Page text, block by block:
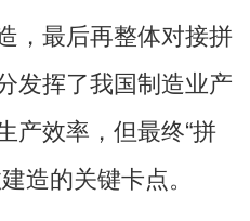
，最后再整体对接拼
发挥了我国制造业产
产效率，但最终“拼
造的关键卡点。